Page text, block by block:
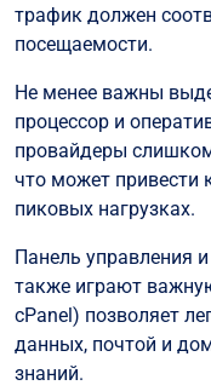
трафик должен
посещаемости.
Не менее важны
процессор и
провайдеры
что может привести
пиковых нагрузках.
Панель управления
также играют
cPanel) позволяет
данных, почтой и
знаний.